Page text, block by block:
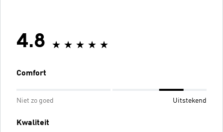
4.8
Comfort
Niet zo goed Uitstekend
Kwaliteit